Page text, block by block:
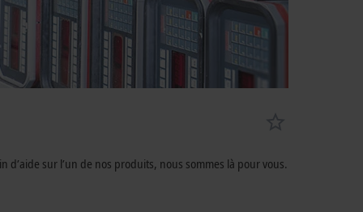
d’aide sur l’un de nos produits, nous sommes là pour vous.